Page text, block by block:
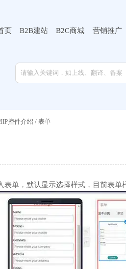
页 B2B建站 B2C商城 营销推广
控件介绍 / 表单
表单，默认显示选择样式，目前表单